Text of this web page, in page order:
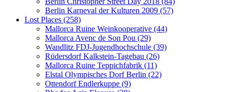
Berlin Karneval der Kulturen 2009 (57)
Lost Places (258)
Mallorca Ruine Weinkooperative (44)
Mallorca Avenc de Son Pou (29)
Wandlitz FDJ-Jugendhochschule (39)
Rüdersdorf Kalkstein-Tagebau (26)
Mallorca Ruine Teppichfabrik (11)
Elstal Olympisches Dorf Berlin (22)
Ottendorf Endlerkuppe (9)